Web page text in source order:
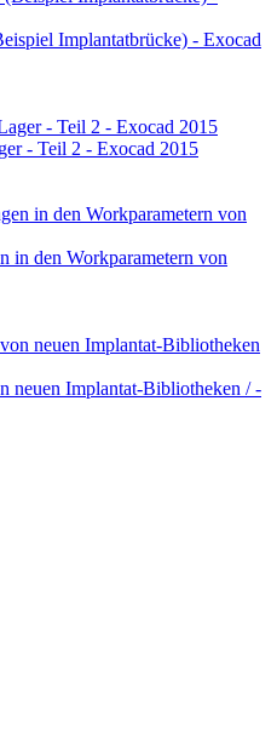
Implantatbrücke) - Exocad
- Teil 2 - Exocad 2015
in den Workparametern von
Implantat-Bibliotheken / -